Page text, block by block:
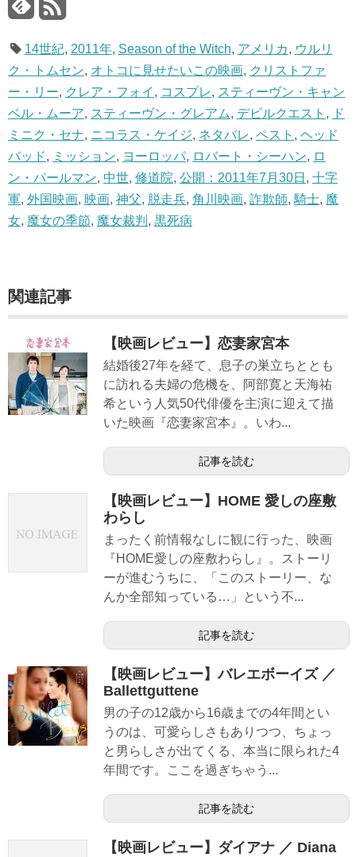
14世紀, 2011年, Season of the Witch, アメリカ, ウルリ
ク・トムセン, オトコに見せたいこの映画, クリストファ
ー・リー, クレア・フォイ , コスプレ, スティーヴン・キャン
ベル・ムーア, スティーヴン・グレアム, デビルクエスト , ド
ミニク・セナ, ニコラス・ケイジ, ネタバレ, ペスト , ヘッド
バッド, ミッション, ヨーロッパ, ロバート・シーハン, ロ
ン・パールマン, 中世, 修道院, 公開：2011年7月30日 , 十字
軍, 外国映画, 映画, 神父, 脱走兵, 角川映画, 詐欺師, 騎士, 魔
女, 魔女の季節, 魔女裁判 , 黒死病
関連記事
【映画レビュー】恋妻家宮本
結婚後27年を経て、息子の巣立ちととも
に訪れる夫婦の危機を、阿部寛と天海祐
希という人気50代俳優を主演に迎えて描
いた映画『恋妻家宮本』。いわ...
記事を読む
【映画レビュー】HOME 愛しの座敷
わらし
まったく前情報なしに観に行った、映画
『HOME愛しの座敷わらし』。ストーリ
ーが進むうちに、「このストーリー、な
んか全部知っている…」という不...
記事を読む
【映画レビュー】バレエボーイズ ／
Ballettguttene
男の子の12歳から16歳までの4年間とい
うのは、可愛らしさもありつつ、ちょっ
と男らしさが出てくる、本当に限られた4
年間です。ここを過ぎちゃう...
記事を読む
【映画レビュー】ダイアナ ／ Diana